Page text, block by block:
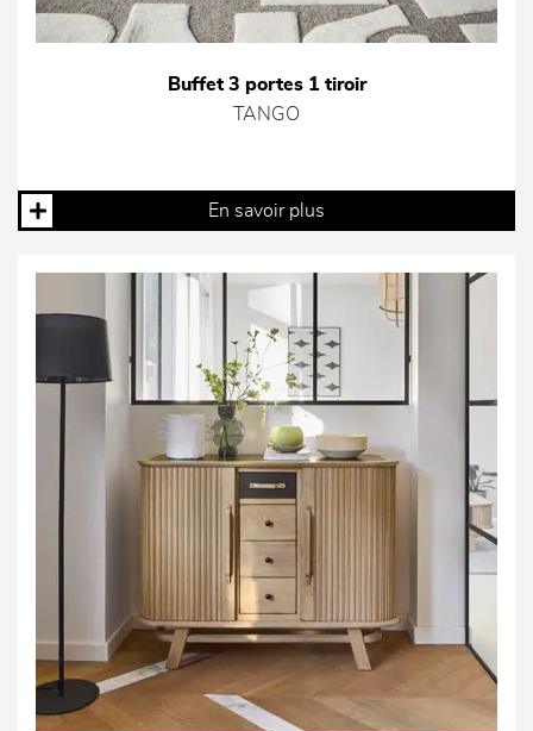
Buffet 3 portes 1 tiroir
TANGO
En savoir plus